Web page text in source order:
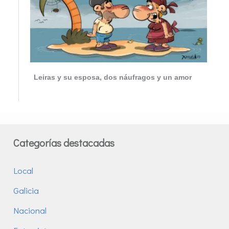
Leiras y su esposa, dos náufragos y un amor
Categorías destacadas
Local
Galicia
Nacional